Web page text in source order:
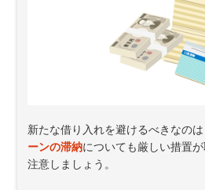
新たな借り入れを避けるべきなのは
ーンの滞納についても厳しい措置
注意しましょう。